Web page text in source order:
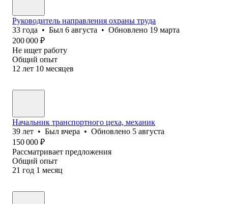
Руководитель направления охраны труда
33 года • Был 6 августа • Обновлено 19 марта
200 000 ₽
Не ищет работу
Общий опыт
12 лет 10 месяцев
Начальник транспортного цеха, механик
39 лет • Был вчера • Обновлено 5 августа
150 000 ₽
Рассматривает предложения
Общий опыт
21 год 1 месяц